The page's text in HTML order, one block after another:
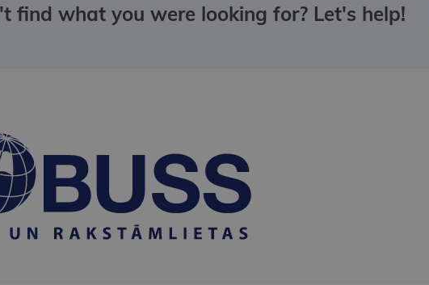
find what you were looking for? Let's help!